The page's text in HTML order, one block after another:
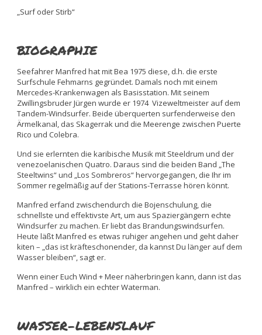
„Surf oder Stirb“
BIOGRAPHIE
Seefahrer Manfred hat mit Bea 1975 diese, d.h. die erste
Surfschule Fehmarns gegründet. Damals noch mit einem
Mercedes-Krankenwagen als Basisstation. Mit seinem
Zwillingsbruder Jürgen wurde er 1974 Vizeweltmeister auf dem
Tandem-Windsurfer. Beide überquerten surfenderweise den
Ärmelkanal, das Skagerrak und die Meerenge zwischen Puerte
Rico und Colebra.
Und sie erlernten die karibische Musik mit Steeldrum und der
venezoelanischen Quatro. Daraus sind die beiden Band „The
Steeltwins“ und „Los Sombreros“ hervorgegangen, die Ihr im
Sommer regelmäßig auf der Stations-Terrasse hören könnt.
Manfred erfand zwischendurch die Bojenschulung, die
schnellste und effektivste Art, um aus Spaziergängern echte
Windsurfer zu machen. Er liebt das Brandungswindsurfen.
Heute läßt Manfred es etwas ruhiger angehen und geht daher
kiten – „das ist kräfteschonender, da kannst Du länger auf dem
Wasser bleiben“, sagt er.
Wenn einer Euch Wind + Meer näherbringen kann, dann ist das
Manfred – wirklich ein echter Waterman.
WASSER-LEBENSLAUF